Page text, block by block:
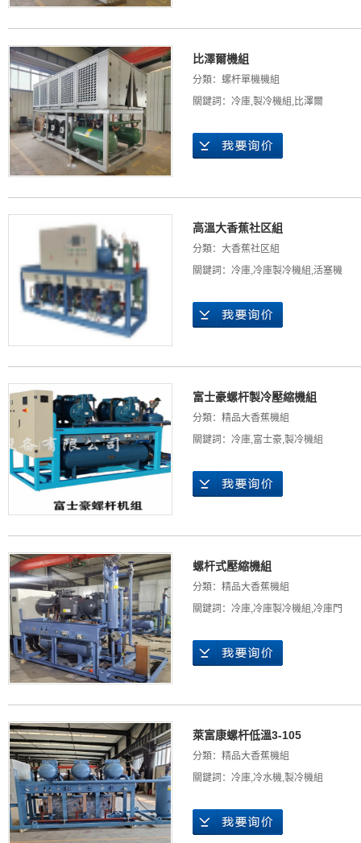
比澤爾機組
分類： 螺杆單機機組
關鍵詞： 冷庫,製冷機組 ,比澤爾
高溫大香蕉社区組
分類： 大香蕉社区組
關鍵詞： 冷庫,冷庫製冷機組 ,活塞機
富士豪螺杆製冷壓縮機組
分類： 精品大香蕉機組
關鍵詞： 冷庫,富士豪,製冷機組
螺杆式壓縮機組
分類： 精品大香蕉機組
關鍵詞： 冷庫,冷庫製冷機組 ,冷庫門
萊富康螺杆低溫3-105
分類： 精品大香蕉機組
關鍵詞： 冷庫,冷水機,製冷機組